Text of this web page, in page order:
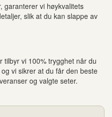
garanterer vi høykvalitets
slik at du kan slappe av
tilbyr vi 100% trygghet når du
vi sikrer at du får den beste
og valgte seter.